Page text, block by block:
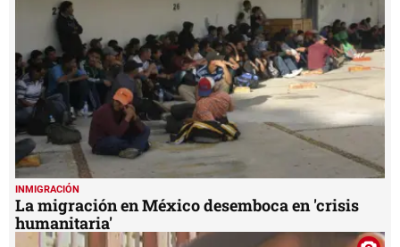
seconds
INMIGRACIÓN
La migración en México desemboca en 'crisis
humanitaria'